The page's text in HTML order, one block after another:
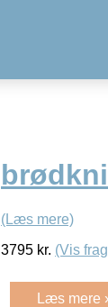
(Læs mere)
3795 kr. (Vis
Læs mere